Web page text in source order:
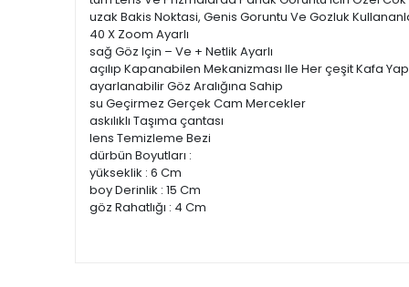
uzak Bakis Noktasi, Genis Goruntu Ve Gozluk
40 X Zoom Ayarlı
sağ Göz Için – Ve + Netlik Ayarlı
açılıp Kapanabilen Mekanizması Ile Her çeşit Kafa
ayarlanabilir Göz Aralığına Sahip
su Geçirmez Gerçek Cam Mercekler
askılıklı Taşıma çantası
lens Temizleme Bezi
dürbün Boyutları :
yükseklik : 6 Cm
boy Derinlik : 15 Cm
göz Rahatlığı : 4 Cm